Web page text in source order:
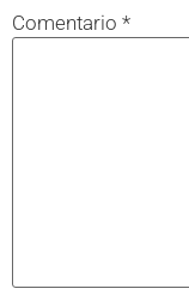
Comentario *